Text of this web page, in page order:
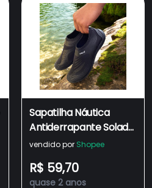
Sapatilha Náutica
Antiderrapante Solado
de Borracha Masculino
Pesca Praia
vendido por Shopee
R$ 59,70
quase 2 anos